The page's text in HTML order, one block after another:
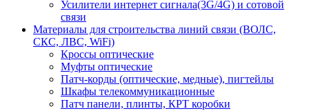
Усилители интернет сигнала(3G/4G) и сотовой
связи
Материалы для строительства линий связи (ВОЛС,
СКС, ЛВС, WiFi)
Кроссы оптические
Муфты оптические
Патч-корды (оптические, медные), пигтейлы
Шкафы телекоммуникационные
Патч панели, плинты, КРТ коробки